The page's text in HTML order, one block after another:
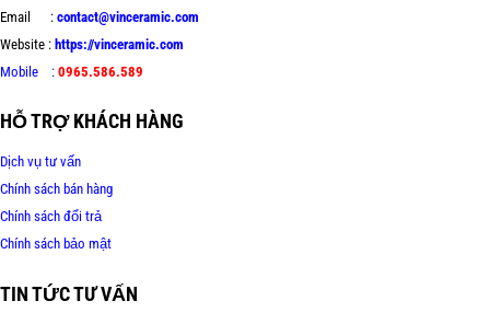
Email : contact@vinceramic.com
Website : https://vinceramic.com
Mobile : 0965.586.589
HỖ TRỢ KHÁCH HÀNG
Dịch vụ tư vấn
Chính sách bán hàng
Chính sách đổi trả
Chính sách bảo mật
TIN TỨC TƯ VẤN